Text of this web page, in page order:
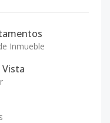
Inmueble
Vista